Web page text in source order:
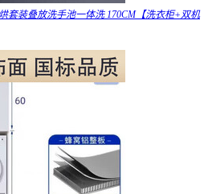
套装叠放洗手池一体洗 170CM【洗衣柜+双机